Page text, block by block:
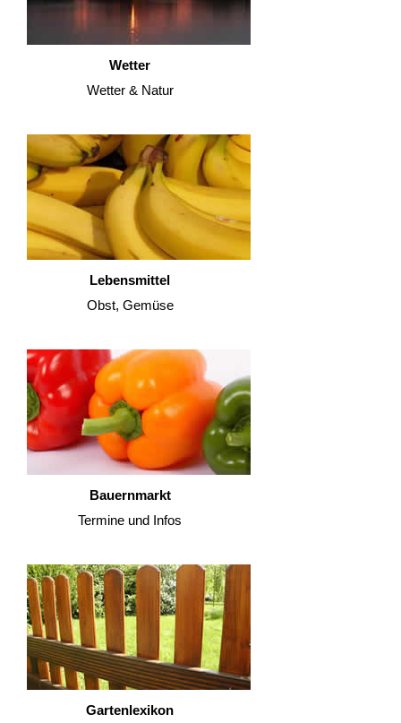
Wetter
Wetter & Natur
Lebensmittel
Obst, Gemüse
Bauernmarkt
Termine und Infos
Gartenlexikon